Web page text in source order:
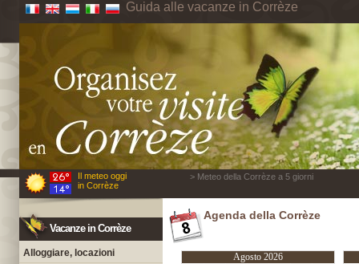
Guida alle vacanze in Corrèze
Il meteo oggi
in Corrèze
> Meteo della Corrèze a 5 giorni
Vacanze in Corrèze
Alloggiare, locazioni
Agenda della Corrèze
Agosto 2026